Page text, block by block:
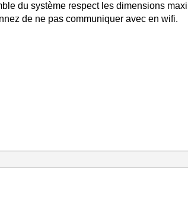
du système respect les dimensions
de ne pas communiquer avec en wifi.